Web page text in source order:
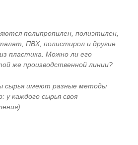
полипропилен, полиэтилен,
ПВХ, полистирол и другие
пластика. Можно ли его
же производственной линии?
сырья имеют разные методы
у каждого сырья своя